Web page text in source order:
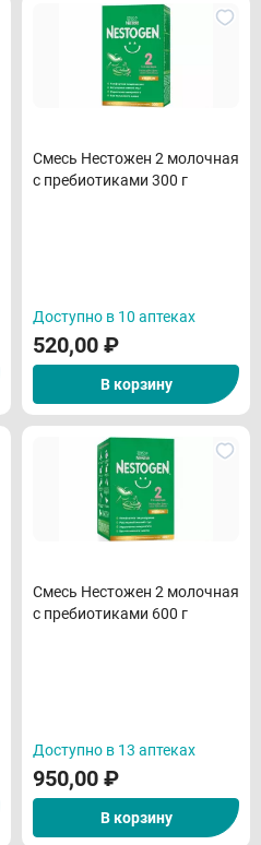
Смесь Нестожен 2 молочная
с пребиотиками 300 г
Доступно в 10 аптеках
520,00 ₽
В корзину
Смесь Нестожен 2 молочная
с пребиотиками 600 г
Доступно в 13 аптеках
950,00 ₽
В корзину